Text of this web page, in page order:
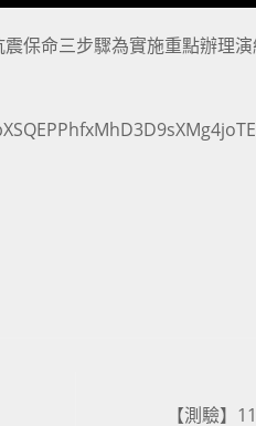
保命三步驟為實施重點辦理演
【測驗】